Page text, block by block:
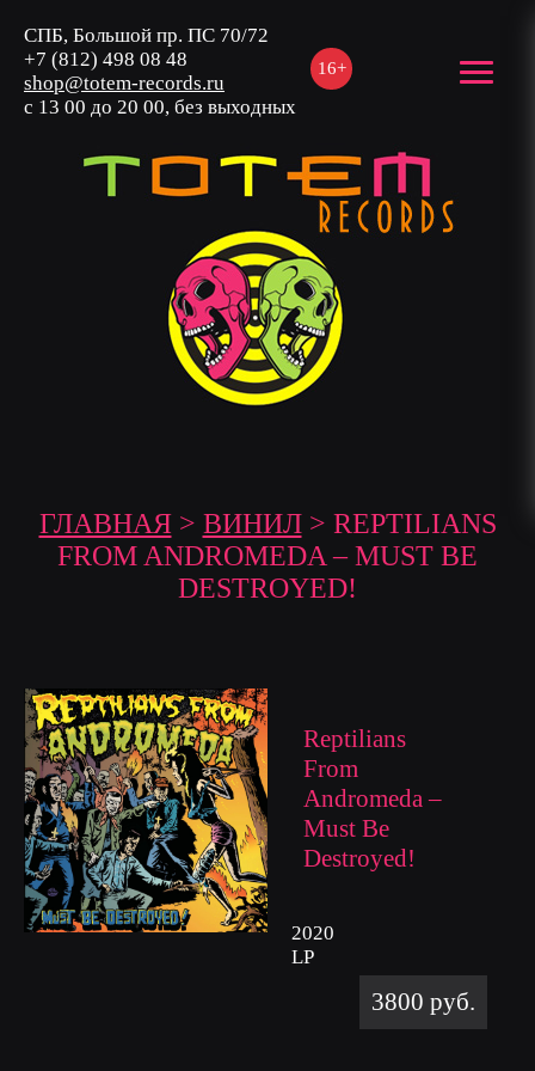
16+
СПБ, Большой пр. ПС 70/72
+7 (812) 498 08 48
shop@totem-records.ru
с 13 00 до 20 00, без выходных
ГЛАВНАЯ> ВИНИЛ> REPTILIANS
FROM ANDROMEDA – MUST BE
DESTROYED!
Reptilians
From
Andromeda –
Must Be
Destroyed!
2020
LP
3800 руб.